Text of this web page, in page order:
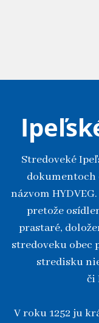
Stredoveké
dokumentoch
názvom
pretože
prastaré,
stredoveku
stredisku
či
V roku 1252 ju